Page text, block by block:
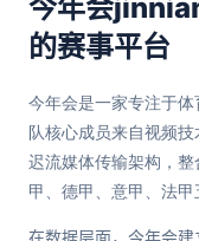
今年会
的赛事平台
今年会是一家专注于
队核心成员来自视频
迟流媒体传输架构，
甲、德甲、意甲、法甲
在数据层面，今年会